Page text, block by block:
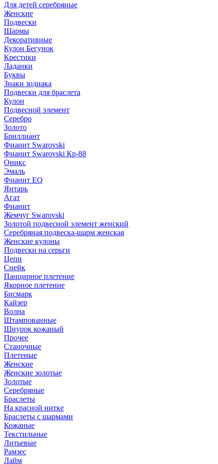
Для детей серебряные
Женские
Подвески
Шармы
Декоративные
Кулон Бегунок
Крестики
Ладанки
Буквы
Знаки зодиака
Подвески для браслета
Кулон
Подвесной элемент
Серебро
Золото
Бриллиант
Фианит Swarovski
Фианит Swarovski Кр-88
Оникс
Эмаль
Фианит EQ
Янтарь
Агат
Фианит
Жемчуг Swarovski
Золотой подвесной элемент женcкий
Серебряная подвеска-шарм женская
Женские кулоны
Подвески на серьги
Цепи
Снейк
Панцирное плетение
Якорное плетение
Бисмарк
Кайзер
Волна
Штампованные
Шнурок кожаный
Прочее
Станочные
Плетеные
Женские
Женские золотые
Золотые
Серебряные
Браслеты
На красной нитке
Браслеты с шармами
Кожаные
Текстильные
Литьевые
Рамзес
Лайм